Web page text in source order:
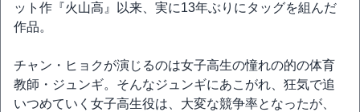
ット作『火山高』以来、実に13年ぶりにタッグを組んだ
作品。
チャン・ヒョクが演じるのは女子高生の憧れの的の体育
教師・ジュンギ。そんなジュンギにあこがれ、狂気で追
いつめていく女子高生役は、大変な競争率となったが、